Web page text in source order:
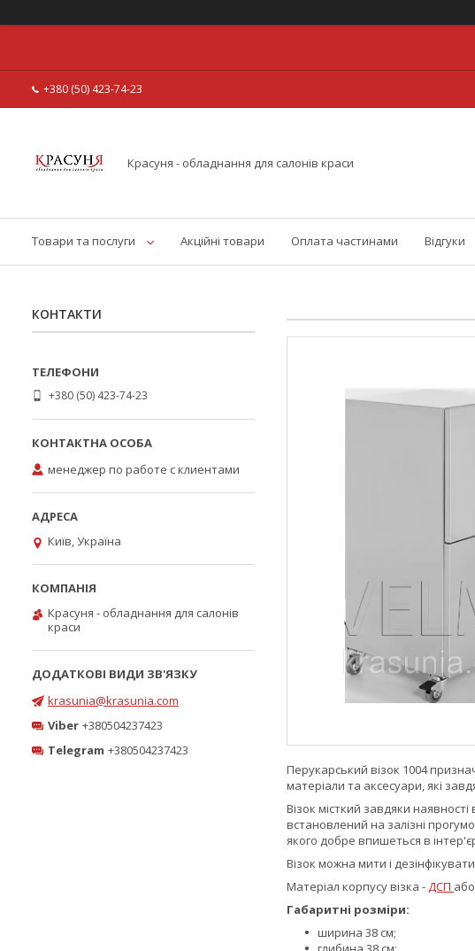
+380 (50) 423-74-23
Красуня - обладнання для салонів краси
Товари та послуги Акційні товари Оплата частинами Відгуки
Перукарський візок 1004
матеріали та аксесуари, які
Візок місткий завдяки
встановлений на залізні
якого добре впишеться в
Візок можна мити і
Матеріал корпусу візка -ДСП або
Габаритні розміри:
ширина 38 см;
КОНТАКТИ
+380 (50) 423-74-23
менеджер по работе с клиентами
Київ, Україна
Красуня - обладнання для салонів
краси
krasunia@krasunia.com
Viber +380504237423
Telegram +380504237423